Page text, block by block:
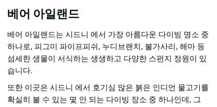
베어 아일랜드
베어 아일랜드는 시드니 에서 가장 아름다운 다이빙 명소 중
하나로, 피그미 파이프피쉬, 누디브랜치, 불가사리, 해마 등
섬세한 생물이 서식하는 생생하고 다양한 스펀지 정원이 있
습니다.
또한 이곳은 시드니 에서 호기심 많은 붉은 인디언 물고기를
확실히 볼 수 있는 몇 안 되는 다이빙 장소 중 하나인데, 그